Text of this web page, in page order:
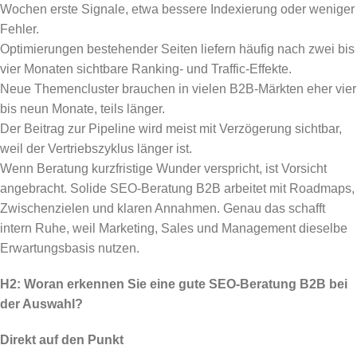
Wochen erste Signale, etwa bessere Indexierung oder weniger
Fehler.
Optimierungen bestehender Seiten liefern häufig nach zwei bis
vier Monaten sichtbare Ranking- und Traffic-Effekte.
Neue Themencluster brauchen in vielen B2B-Märkten eher vier
bis neun Monate, teils länger.
Der Beitrag zur Pipeline wird meist mit Verzögerung sichtbar,
weil der Vertriebszyklus länger ist.
Wenn Beratung kurzfristige Wunder verspricht, ist Vorsicht
angebracht. Solide SEO-Beratung B2B arbeitet mit Roadmaps,
Zwischenzielen und klaren Annahmen. Genau das schafft
intern Ruhe, weil Marketing, Sales und Management dieselbe
Erwartungsbasis nutzen.
H2: Woran erkennen Sie eine gute SEO-Beratung B2B bei
der Auswahl?
Direkt auf den Punkt